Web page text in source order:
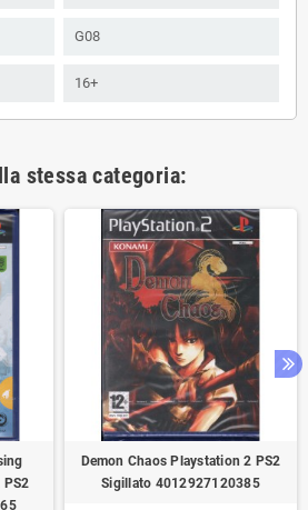
G08
16+
stessa categoria:
Demon Chaos Playstation 2 PS2
Sigillato 4012927120385